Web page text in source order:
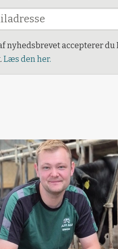
nyhedsbrevet accepterer du
Læs den her.